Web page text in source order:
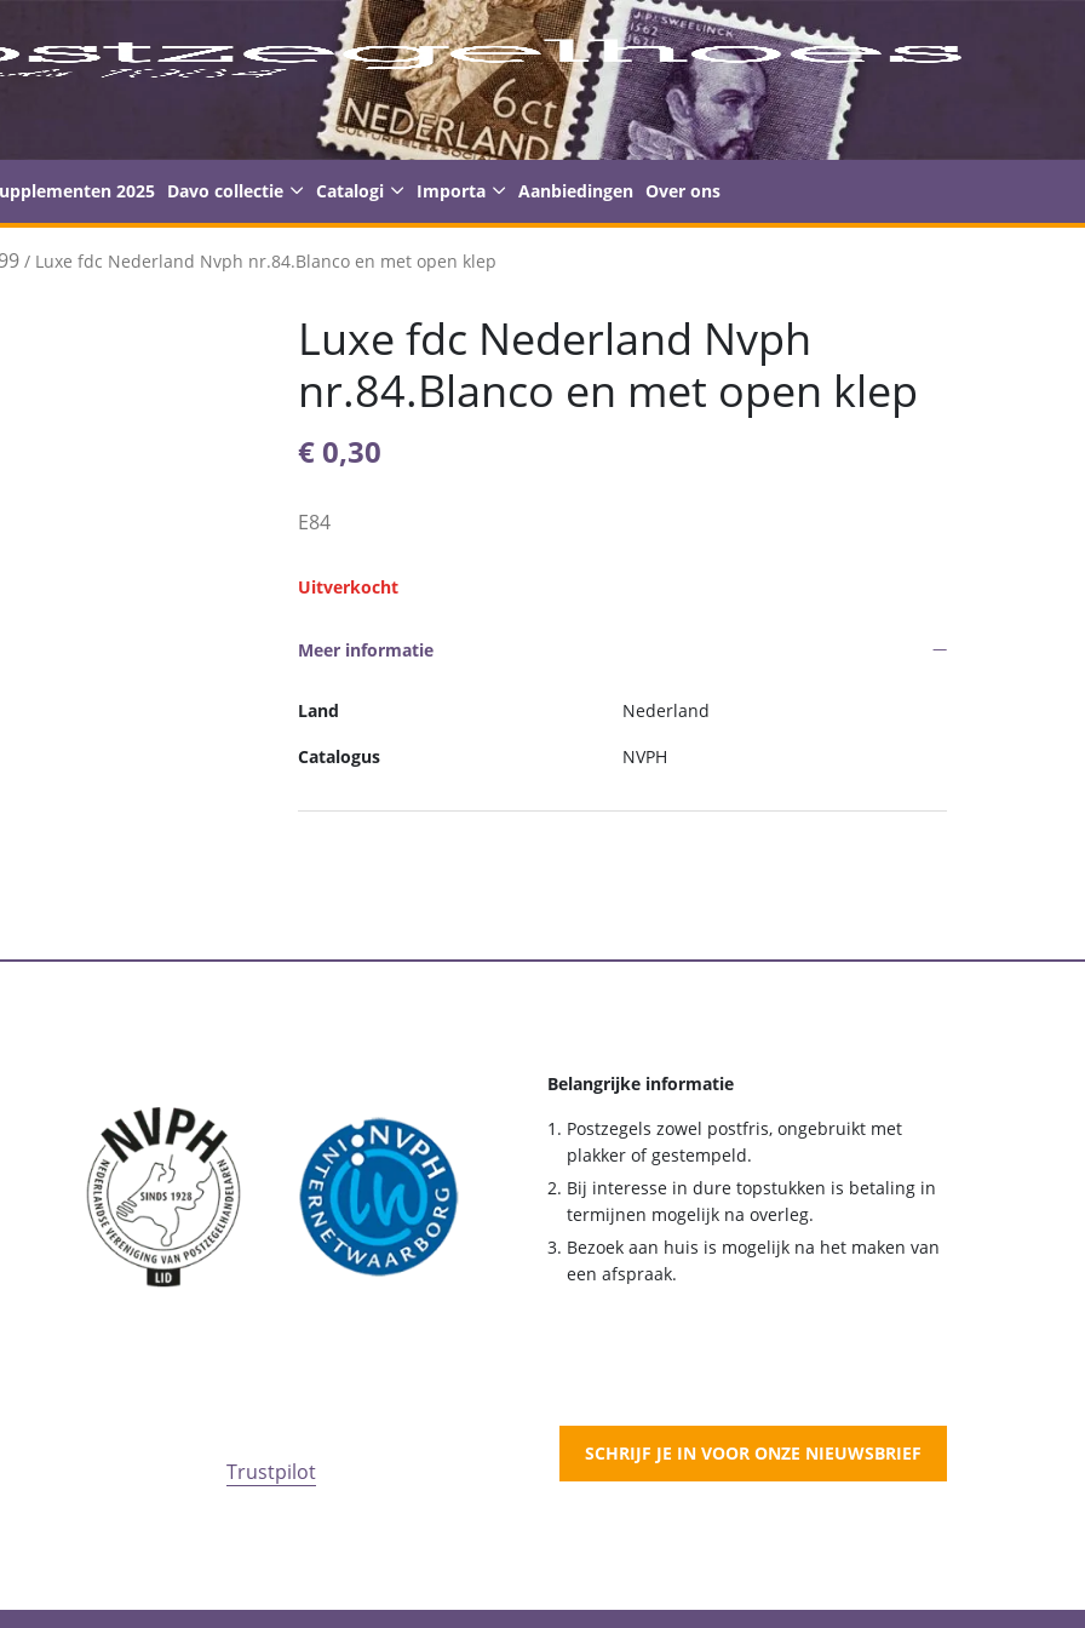
2025 Davo collectie Catalogi Importa Aanbiedingen Over ons
/ Luxe fdc Nederland Nvph nr.84.Blanco en met open klep
Luxe fdc Nederland Nvph
nr.84.Blanco en met open klep
€ 0,30
E84
Uitverkocht
Meer informatie
Land
Nederland
Catalogus
NVPH
Belangrijke informatie
Postzegels zowel postfris, ongebruikt met
plakker of gestempeld.
Bij interesse in dure topstukken is betaling in
termijnen mogelijk na overleg.
Bezoek aan huis is mogelijk na het maken van
een afspraak.
Trustpilot
SCHRIJF JE IN VOOR ONZE NIEUWSBRIEF